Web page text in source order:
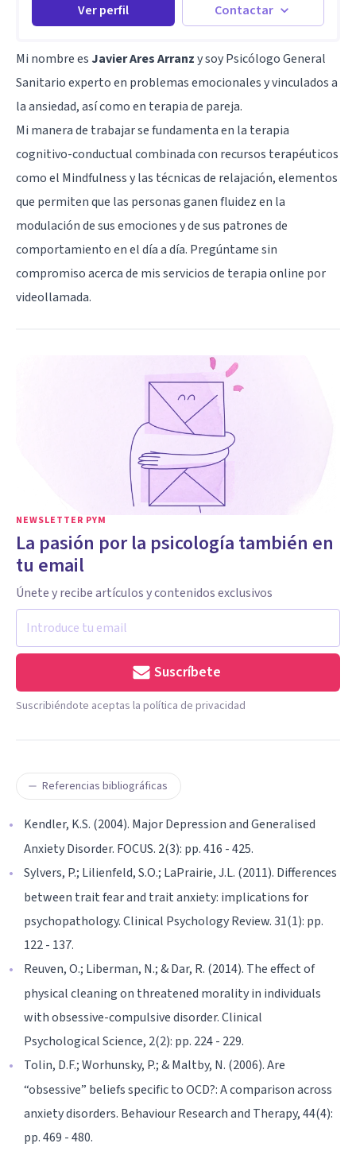
Ver perfil Contactar
Mi nombre es Javier Ares Arranzy soy Psicólogo General
Sanitario experto en problemas emocionales y vinculados a
la ansiedad, así como en terapia de pareja.
Mi manera de trabajar se fundamenta en la terapia
cognitivo-conductual combinada con recursos terapéuticos
como el Mindfulness y las técnicas de relajación, elementos
que permiten que las personas ganen fluidez en la
modulación de sus emociones y de sus patrones de
comportamiento en el día a día. Pregúntame sin
compromiso acerca de mis servicios de terapia online por
videollamada.
NEWSLETTER PYM
La pasión por la psicología también en
tu email
Únete y recibe artículos y contenidos exclusivos
Suscríbete
Suscribiéndote aceptas la política de privacidad
Referencias bibliográficas
Kendler, K.S. (2004). Major Depression and Generalised
Anxiety Disorder. FOCUS. 2(3): pp. 416 - 425.
Sylvers, P.; Lilienfeld, S.O.; LaPrairie, J.L. (2011). Differences
between trait fear and trait anxiety: implications for
psychopathology. Clinical Psychology Review. 31(1): pp.
122 - 137.
Reuven, O.; Liberman, N.; & Dar, R. (2014). The effect of
physical cleaning on threatened morality in individuals
with obsessive-compulsive disorder. Clinical
Psychological Science, 2(2): pp. 224 - 229.
Tolin, D.F.; Worhunsky, P.; & Maltby, N. (2006). Are
“obsessive” beliefs specific to OCD?: A comparison across
anxiety disorders. Behaviour Research and Therapy, 44(4):
pp. 469 - 480.